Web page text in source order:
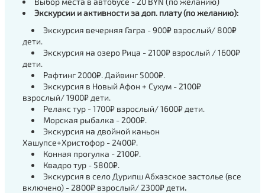
Экскурсии и активности за доп. плату (по желанию):
Экскурсия вечерняя Гагра - 900₽ взрослый/ 800₽
дети.
Экскурсия на озеро Рица - 2100₽ взрослый / 1600₽
дети.
Рафтинг 2000₽. Дайвинг 5000₽.
Экскурсия в Новый Афон + Сухум - 2100₽
взрослый/ 1900₽ дети.
Релакс тур - 1700₽ взрослый/ 1600₽ дети.
Морская рыбалка - 2000₽.
Экскурсия на двойной каньон
Хашупсе+Христофор - 2400₽.
Конная прогулка - 2100₽.
Квадро тур - 5800₽.
Экскурсия в село Дурипш Абхазское застолье (все
включено) - 2800₽ взрослый/ 2300₽ дети.